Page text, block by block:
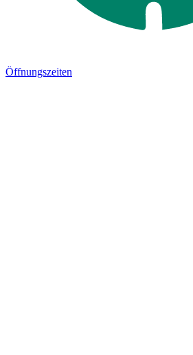
Öffnungszeiten